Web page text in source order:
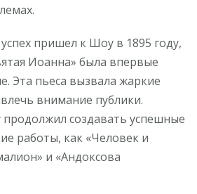
пришел к Шоу в 1895 году,
Иоанна» была впервые
Эта пьеса вызвала жаркие
внимание публики.
создавать успешные
работы, как «Человек и
и «Андоксова